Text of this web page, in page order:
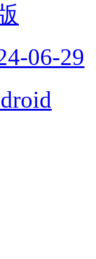
06-29